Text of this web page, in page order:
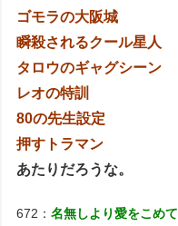
ゴモラの大阪城
瞬殺されるクール星人
タロウのギャグシーン
レオの特訓
80の先生設定
押すトラマン
あたりだろうな。
672：名無しより愛をこめて